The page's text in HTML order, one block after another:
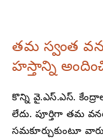
తమ స్వంత
హస్తాన్ని
కొన్ని వై.ఎస్.ఎస్.
లేదు. పూర్తిగా తమ
సమకూర్చుకుంటూ